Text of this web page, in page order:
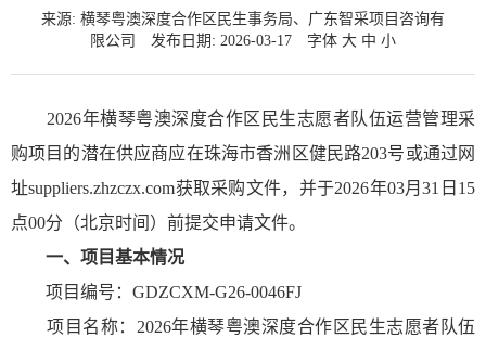
来源: 横琴粤澳深度合作区民生事务局、广东智采项目咨询有
限公司
发布日期: 2026-03-17 字体 大 中 小
2026年横琴粤澳深度合作区民生志愿者队伍运营管理采
购项目的潜在供应商应在珠海市香洲区健民路203号或通过网
址suppliers.zhzczx.com获取采购文件，并于2026年03月31日15
点00分（北京时间）前提交申请文件。
一、 项目基本情况
项目编号：GDZCXM-G26-0046FJ
项目名称：2026年横琴粤澳深度合作区民生志愿者队伍